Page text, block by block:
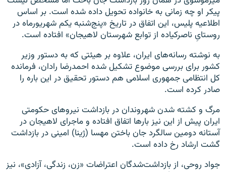
پیکر او چه زمانی به خانواده‌ تحویل داده شده است. بر اساس
اطلاعیه پلیس، این اتفاق در تاریخ «پنج‌شنبه یکم شهریورماه در
روستایِ ناصرکیاده از توابع شهرستان لاهیجان»‌ افتاده است.
به نوشته رسانه‌های ایران، علاوه بر هیئتی که به دستور وزیر
کشور برای بررسی موضوع تشکیل شده احمدرضا رادان، فرمانده
کل انتظامی جمهوری اسلامی هم دستور تحقیق در این باره را
صادر کرده است.
مرگ و کشته شدن شهروندان در بازداشت نیروهای حکومتی
ایران پیش از این نیز بارها اتفاق افتاده و ماجرای لاهیجان در
آستانه دومین سالگرد جان باختن مهسا (ژینا) امینی در بازداشت
گشت ارشاد رخ داده است.
جواد روحی، از بازداشت‌شدگان اعتراضات «زن، زندگی، آزادی»، نیز